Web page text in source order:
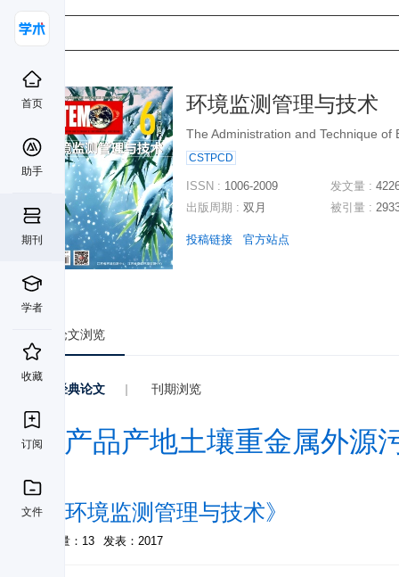
首页
助手
期刊
学者
收藏
订阅
文件
环境监测管理与技术
The Administration and Technique of
CSTPCD
ISSN : 1006-2009
出版周期 : 双月
发文量 :
被引量 :
投稿链接 官方站点
论文浏览
经典论文 | 刊期浏览
农产品产地土壤重金属外源
究
- 《环境监测管理与技术》
被引量：13 发表：2017